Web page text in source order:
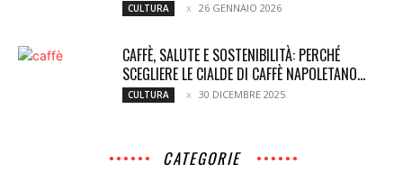
CULTURA 26 GENNAIO 2026
CAFFÈ, SALUTE E SOSTENIBILITÀ: PERCHÉ
SCEGLIERE LE CIALDE DI CAFFÈ NAPOLETANO...
CULTURA 30 DICEMBRE 2025
CATEGORIE